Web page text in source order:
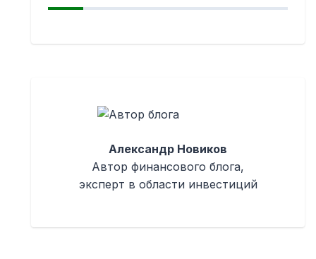
Александр Новиков
Автор финансового блога,
эксперт в области инвестиций